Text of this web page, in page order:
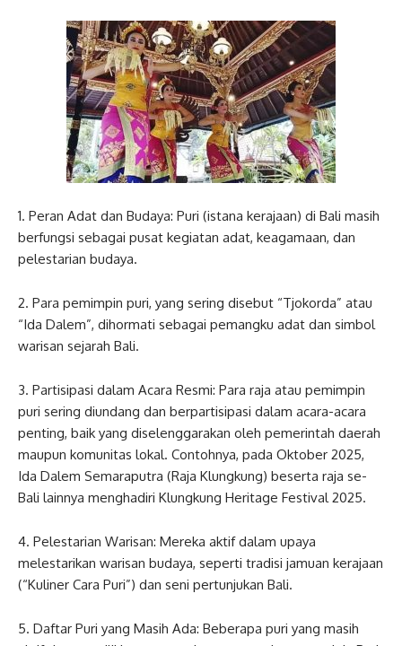
1. Peran Adat dan Budaya: Puri (istana kerajaan) di Bali masih
berfungsi sebagai pusat kegiatan adat, keagamaan, dan
pelestarian budaya.
2. Para pemimpin puri, yang sering disebut “Tjokorda” atau
“Ida Dalem”, dihormati sebagai pemangku adat dan simbol
warisan sejarah Bali.
3. Partisipasi dalam Acara Resmi: Para raja atau pemimpin
puri sering diundang dan berpartisipasi dalam acara-acara
penting, baik yang diselenggarakan oleh pemerintah daerah
maupun komunitas lokal. Contohnya, pada Oktober 2025,
Ida Dalem Semaraputra (Raja Klungkung) beserta raja se-
Bali lainnya menghadiri Klungkung Heritage Festival 2025.
4. Pelestarian Warisan: Mereka aktif dalam upaya
melestarikan warisan budaya, seperti tradisi jamuan kerajaan
(“Kuliner Cara Puri”) dan seni pertunjukan Bali.
5. Daftar Puri yang Masih Ada: Beberapa puri yang masih